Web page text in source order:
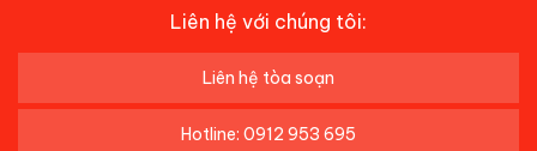
Liên hệ với chúng tôi:
Liên hệ tòa soạn
Hotline: 0912 953 695